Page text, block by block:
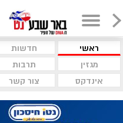
ראשי חדשות
מגזין
תרבות
אינדקס
צור קשר